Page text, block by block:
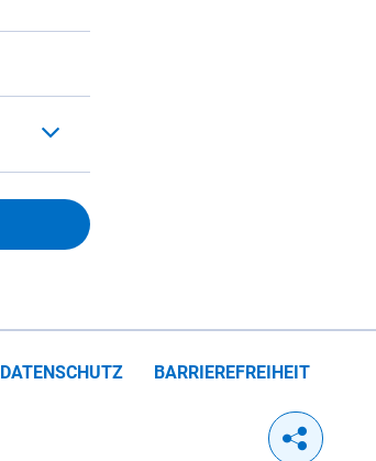
DATENSCHUTZ BARRIEREFREIHEIT